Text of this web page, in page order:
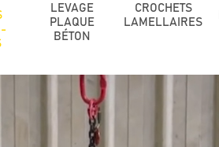
-
LEVAGE
PLAQUE
BÉTON
CROCHETS
LAMELLAIRES